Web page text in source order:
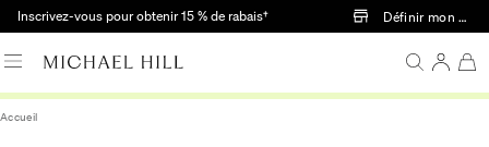
Passer au contenu principal
Inscrivez-vous pour obtenir 15 % de rabais† Définir mon
Accueil